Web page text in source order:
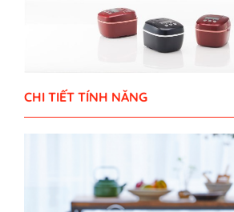
CHI TIẾT TÍNH NĂNG